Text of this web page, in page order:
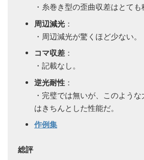
・糸巻き型の歪曲収差はとても
周辺減光 ：
・周辺減光が驚くほど少ない。
コマ収差 ：
・記載なし。
逆光耐性 ：
・完璧では無いが、このよう
はきちんとした性能だ。
作例集
総評